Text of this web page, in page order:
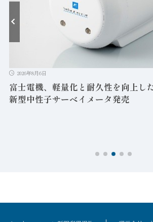
2026年8月6日
富士電機、軽量化と耐久性を向上し
新型中性子サーベイメータ発売